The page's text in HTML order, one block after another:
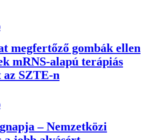
megfertőző gombák ellen
mRNS-alapú terápiás
az SZTE-n
– Nemzetközi